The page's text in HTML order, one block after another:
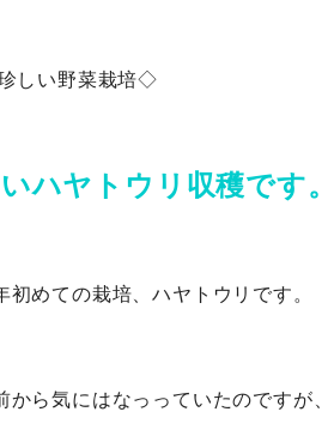
しい野菜栽培◇
ハヤトウリ収穫です。
初めての栽培、ハヤトウリです。
から気にはなっっていたのですが